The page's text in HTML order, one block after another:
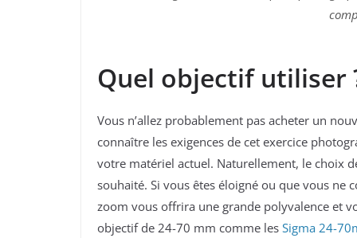
Quel objectif utiliser
Vous n’allez probablement pas acheter un
connaître les exigences de cet exercice
votre matériel actuel. Naturellement, le choix
souhaité. Si vous êtes éloigné ou que vous ne
zoom vous offrira une grande polyvalence et
objectif de 24-70 mm comme les Sigma 24-